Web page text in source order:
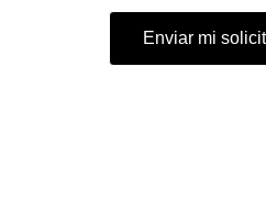
Enviar mi